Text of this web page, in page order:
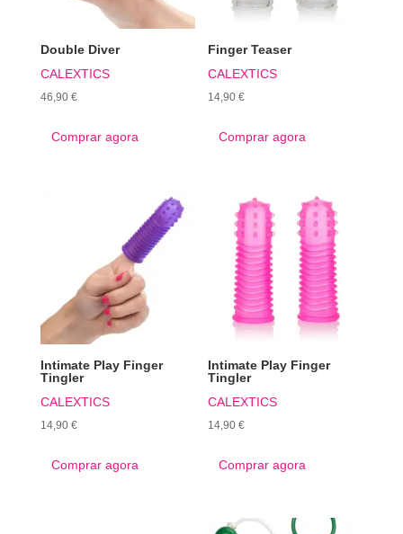
Double Diver
CALEXTICS
46,90 €
Comprar agora
Finger Teaser
CALEXTICS
14,90€
Comprar agora
Intimate Play Finger
Tingler
CALEXTICS
14,90 €
Comprar agora
Intimate Play Finger
Tingler
CALEXTICS
14,90€
Comprar agora